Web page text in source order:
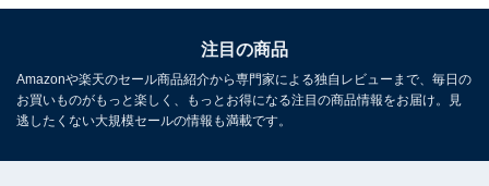
Cable)ブラック
Amazonで見る
Anker「MagGo Power Bank (10000mAh, Slim)」
注目の商品
Amazonや楽天のセール商品紹介から専門家による独自レビューまで、毎日の
お買いものがもっと楽しく、もっとお得になる注目の商品情報をお届け。見
逃したくない大規模セールの情報も満載です。